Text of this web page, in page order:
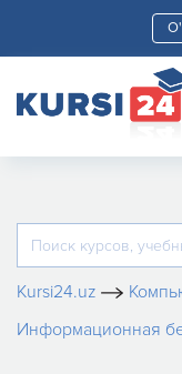
Kursi24.uz
Информационная